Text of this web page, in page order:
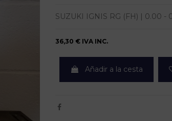
SUZUKI IGNIS RG (FH) | 0.00 -
36,30 € IVA INC.
Añadir a la cesta